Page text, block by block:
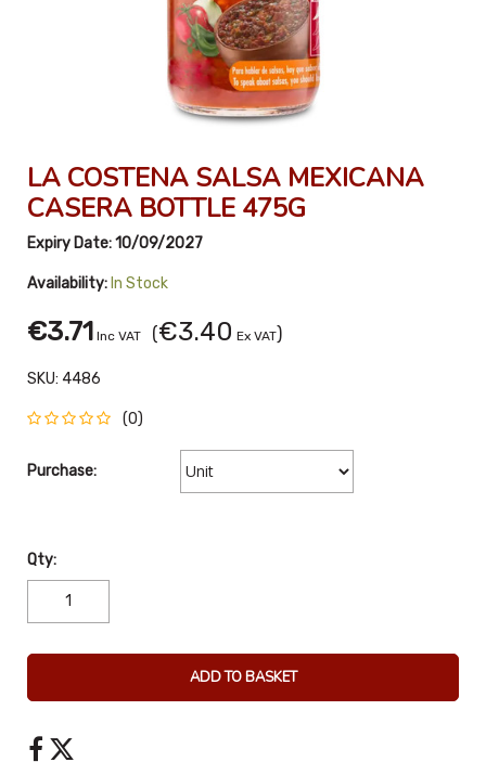
LA COSTENA SALSA MEXICANA
CASERA BOTTLE 475G
Expiry Date:10/09/2027
Availability: In Stock
€3.71 Inc VAT (€3.40 Ex VAT)
SKU: 4486
(0)
Purchase:
Qty:
ADD TO BASKET